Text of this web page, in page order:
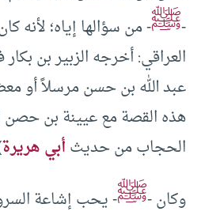
-ﷺ- من سؤالها إياه؛ لأنه
العراقي: أخرجه الزبير بن
عبد الله بن حسن مرسلاً أو
هذه القصة مع عيينة بن حصن
الحجاب من حديثأبي هريرة
وكان -ﷺ- يحب إشاعة